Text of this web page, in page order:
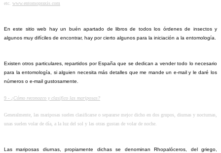
etc. www.entomopraxis.com
En este sitio web hay un buén apartado de libros de todos los órdenes de insectos y
algunos muy difíciles de encontrar, hay por cierto algunos para la iniciación a la entomología.
Existen otros particulares, repartidos por España que se dedican a vender todo lo necesario
para la entomología, si alguien necesita más detalles que me mande un e-mail y le daré los
números o e-mail gustosamente.
9 - ¿Cómo reconozco y clasifico las mariposas?
Generalmente, las mariposas suelen clasificarse o separarse mejor dicho en dos grupos, diurnas y nocturnas,
unas suelen volar de día, a la luz del sol y las otras gustan de volar de noche.
Las mariposas diurnas, propiamente dichas se denominan Rhopalóceros, del griego,